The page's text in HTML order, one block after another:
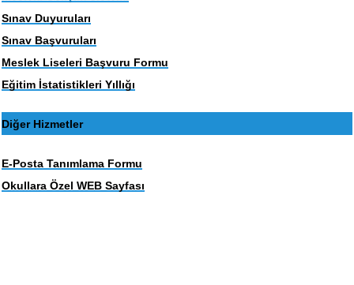
Sınav Duyuruları
Sınav Başvuruları
Meslek Liseleri Başvuru Formu
Eğitim İstatistikleri Yıllığı
Diğer Hizmetler
E-Posta Tanımlama Formu
Okullara Özel WEB Sayfası